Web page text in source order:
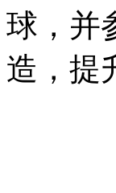
球，并
造，提